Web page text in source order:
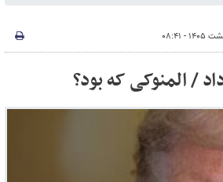
/ المنوکی که بود؟